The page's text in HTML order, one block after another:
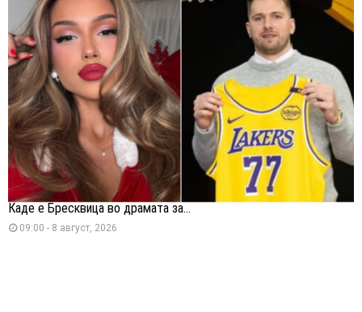
Каде е Бресквица во драмата за...
09:00 - 8 август, 2026